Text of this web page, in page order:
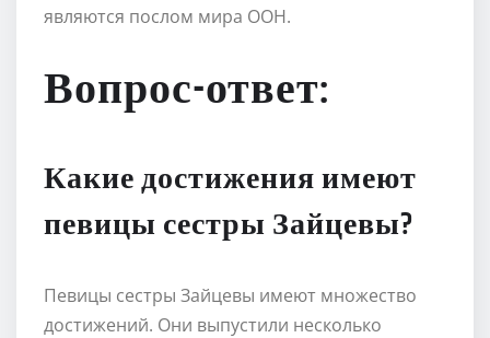
являются послом мира ООН.
Вопрос-ответ:
Какие достижения имеют
певицы сестры Зайцевы?
Певицы сестры Зайцевы имеют множество
достижений. Они выпустили несколько